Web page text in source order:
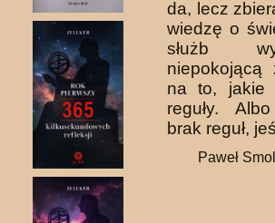
da, lecz
wiedzę o
służb
niepokojącą
na to, jakie
reguły.
brak reguł,
Paweł